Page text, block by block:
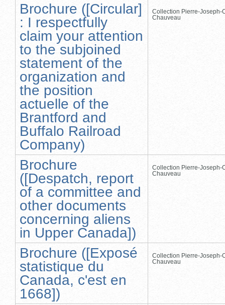
Brochure ([Circular]
: I respectfully
claim your attention
to the subjoined
statement of the
organization and
the position
actuelle of the
Brantford and
Buffalo Railroad
Company)
Collection Pierre-Joseph-
Chauveau
Brochure
([Despatch, report
of a committee and
other documents
concerning aliens
in Upper Canada])
Collection Pierre-Joseph-
Chauveau
Brochure ([Exposé
statistique du
Canada, c'est en
1668])
Collection Pierre-Joseph-
Chauveau